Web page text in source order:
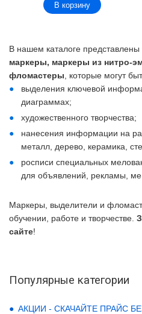
В корзину
В нашем каталоге представлены
маркеры, маркеры из нитро-
фломастеры , которые могут
выделения ключевой
диаграммах;
художественного творчества;
нанесения информации на
металл, дерево, керамика,
росписи специальных
для объявлений, рекламы,
Маркеры, выделители и
обучении, работе и творчестве.
сайте!
Популярные категории
АКЦИИ - СКАЧАЙТЕ ПРАЙС